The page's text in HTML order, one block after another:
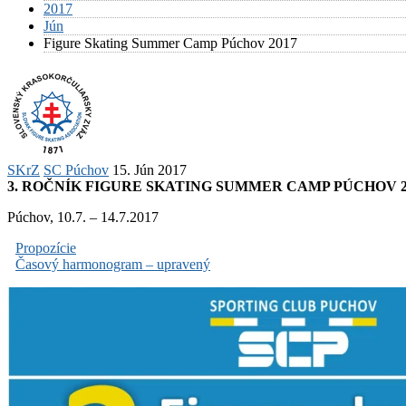
2017
Jún
Figure Skating Summer Camp Púchov 2017
SKrZ SC Púchov 15. Jún 2017
3. ROČNÍK FIGURE SKATING SUMMER CAMP PÚCHOV
Púchov, 10.7. – 14.7.2017
Propozície
Časový harmonogram – upravený